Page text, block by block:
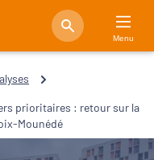
Menu
prioritaires : retour sur la
Mounédé